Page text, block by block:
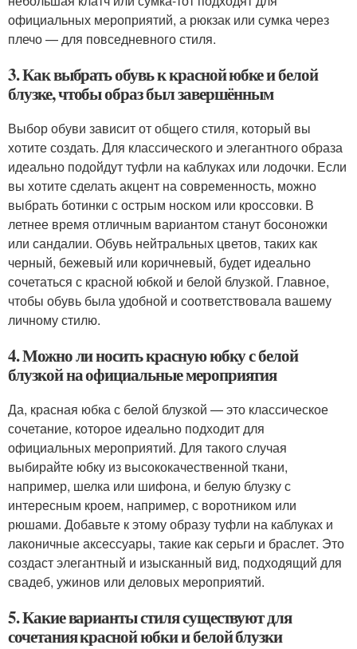
официальных мероприятий, а рюкзак или сумка через
плечо — для повседневного стиля.
3. Как выбрать обувь к красной юбке и белой
блузке, чтобы образ был завершённым
Выбор обуви зависит от общего стиля, который вы
хотите создать. Для классического и элегантного образа
идеально подойдут туфли на каблуках или лодочки. Если
вы хотите сделать акцент на современность, можно
выбрать ботинки с острым носком или кроссовки. В
летнее время отличным вариантом станут босоножки
или сандалии. Обувь нейтральных цветов, таких как
черный, бежевый или коричневый, будет идеально
сочетаться с красной юбкой и белой блузкой. Главное,
чтобы обувь была удобной и соответствовала вашему
личному стилю.
4. Можно ли носить красную юбку с белой
блузкой на официальные мероприятия
Да, красная юбка с белой блузкой — это классическое
сочетание, которое идеально подходит для
официальных мероприятий. Для такого случая
выбирайте юбку из высококачественной ткани,
например, шелка или шифона, и белую блузку с
интересным кроем, например, с воротником или
рюшами. Добавьте к этому образу туфли на каблуках и
лаконичные аксессуары, такие как серьги и браслет. Это
создаст элегантный и изысканный вид, подходящий для
свадеб, ужинов или деловых мероприятий.
5. Какие варианты стиля существуют для
сочетания красной юбки и белой блузки